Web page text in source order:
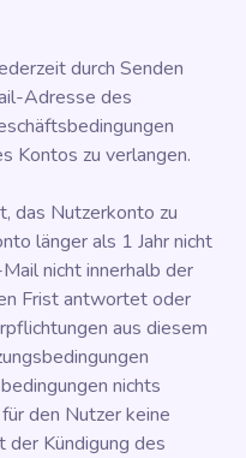
durch Senden
Adresse des
Kontos zu verlangen.
das Nutzerkonto zu
länger als 1 Jahr nicht
nicht innerhalb der
Frist antwortet oder
aus diesem
nichts
den Nutzer keine
der Kündigung des